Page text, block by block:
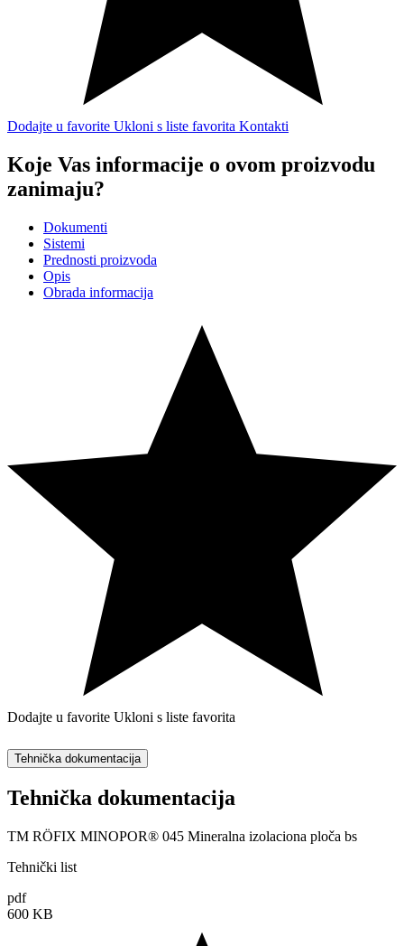
Dodajte u favorite Ukloni s liste favorita Kontakti
Koje Vas informacije o ovom proizvodu
zanimaju?
Dokumenti
Sistemi
Prednosti proizvoda
Opis
Obrada informacija
Dodajte u favorite Ukloni s liste favorita
Tehnička dokumentacija
Tehnička dokumentacija
TM RÖFIX MINOPOR® 045 Mineralna izolaciona ploča bs
Tehnički list
pdf
600 KB